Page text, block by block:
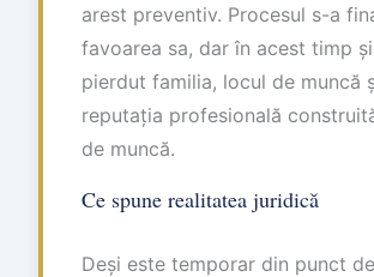
arest preventiv. Procesul s-a
favoarea sa, dar în acest timp
pierdut familia, locul de muncă
reputația profesională
de muncă.
Ce spune realitatea juridică
Deși este temporar din punct